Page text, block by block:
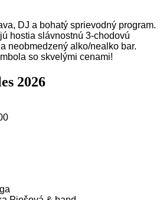
DJ a bohatý sprievodný program.
hostia slávnostnú 3-chodovú
neobmedzený alko/nealko bar.
so skvelými cenami!
2026